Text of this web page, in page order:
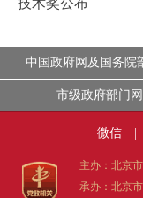
技术奖公布
中国政府网及国务院
市级政府部门
微信
主办：北京
承办：北京